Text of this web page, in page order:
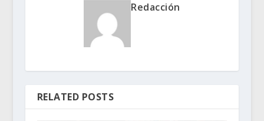
Redacción
RELATED POSTS